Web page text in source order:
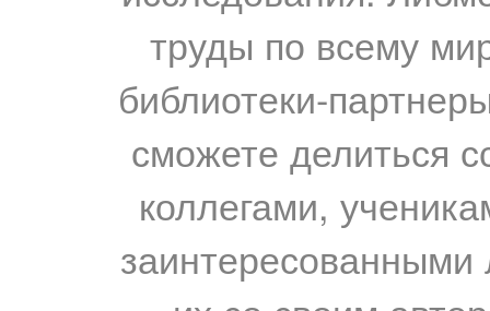
труды по всему
библиотеки-
сможете делиться
коллегами,